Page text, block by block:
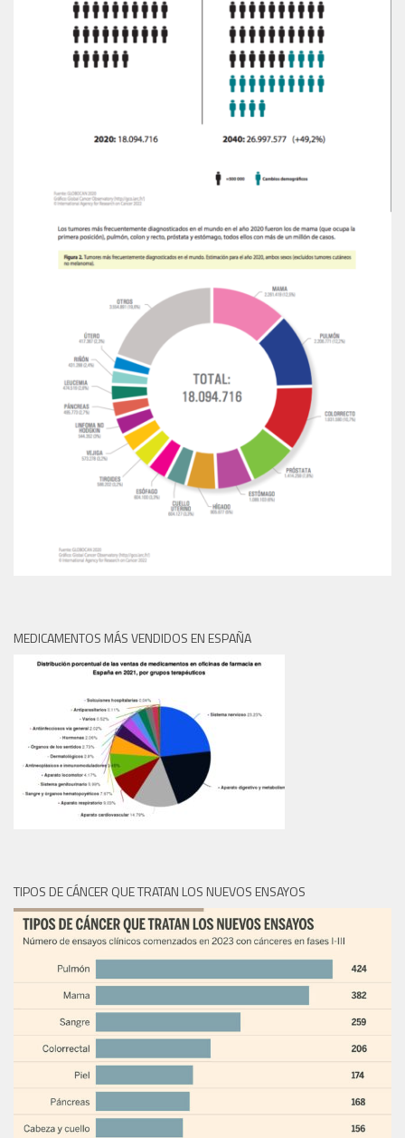
MEDICAMENTOS MÁS VENDIDOS EN ESPAÑA
TIPOS DE CÁNCER QUE TRATAN LOS NUEVOS ENSAYOS